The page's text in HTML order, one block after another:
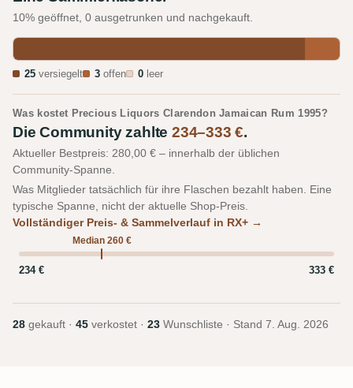
10% geöffnet, 0 ausgetrunken und nachgekauft.
25 versiegelt 3 offen 0 leer
Was kostet Precious Liquors Clarendon Jamaican Rum 1995?
Die Community zahlte234–333 €.
Aktueller Bestpreis: 280,00 € – innerhalb der üblichen
Community-Spanne.
Was Mitglieder tatsächlich für ihre Flaschen bezahlt haben. Eine
typische Spanne, nicht der aktuelle Shop-Preis.
Vollständiger Preis- & Sammelverlauf in RX+ →
Median 260 €
234 € 333 €
28 gekauft · 45 verkostet · 23 Wunschliste · Stand 7. Aug. 2026